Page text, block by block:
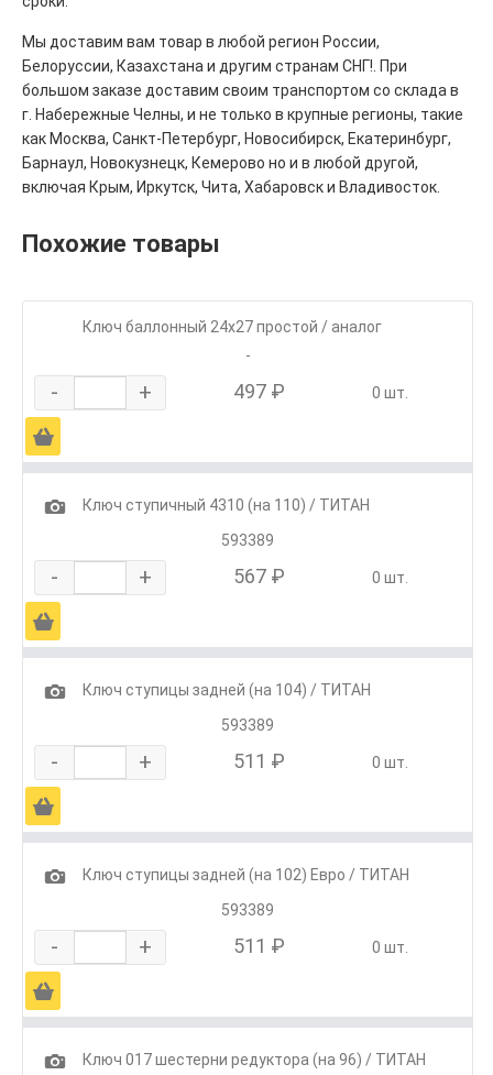
Мы доставим вам товар в любой регион России,
Белоруссии, Казахстана и другим странам СНГ!. При
большом заказе доставим своим транспортом со склада в
г. Набережные Челны, и не только в крупные регионы, такие
как Москва, Санкт-Петербург, Новосибирск, Екатеринбург,
Барнаул, Новокузнецк, Кемерово но и в любой другой,
включая Крым, Иркутск, Чита, Хабаровск и Владивосток.
Похожие товары
Ключ баллонный 24х27 простой / аналог
-
- + 497 ₽ 0 шт.
Ä
1
Ключ ступичный 4310 (на 110) / ТИТАН
593389
- + 567 ₽ 0 шт.
Ä
1
Ключ ступицы задней (на 104) / ТИТАН
593389
- + 511 ₽ 0 шт.
Ä
1
Ключ ступицы задней (на 102) Евро / ТИТАН
593389
- + 511 ₽ 0 шт.
Ä
1
Ключ 017 шестерни редуктора (на 96) / ТИТАН